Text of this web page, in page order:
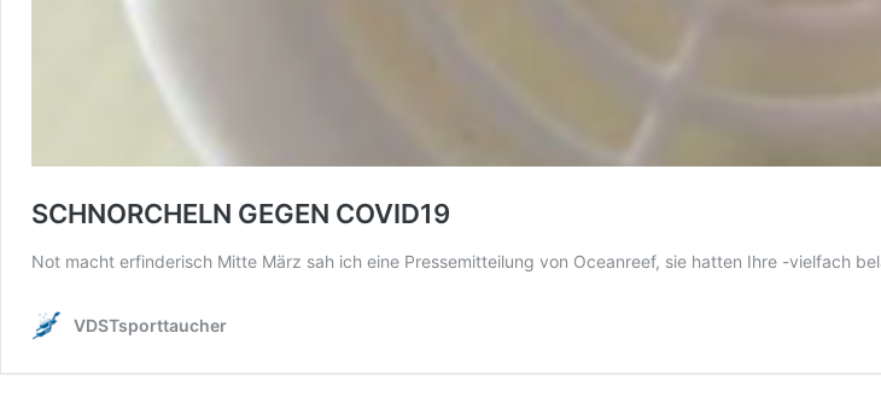
SCHNORCHELN GEGEN COVID19
Not macht erfinderisch Mitte März sah ich eine Pressemitteilung von Oceanreef, sie hatten Ihre -vielfach
VDSTsporttaucher